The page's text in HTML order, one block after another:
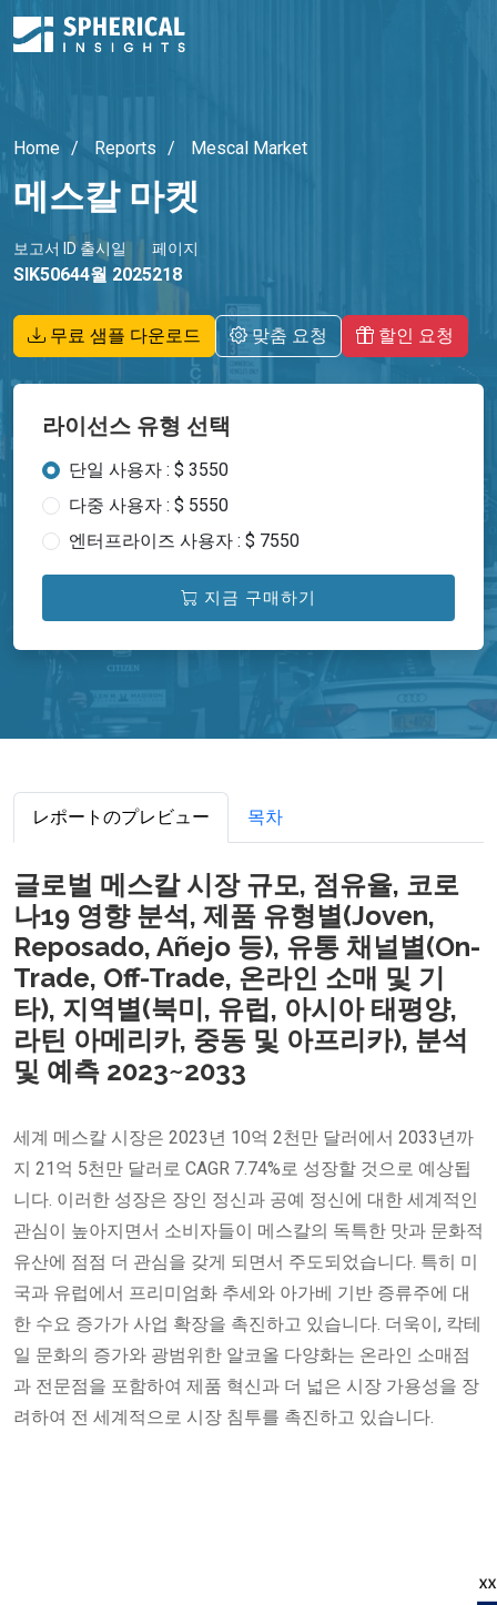
Home Reports Mescal Market
메스칼 마켓
보고서 ID
SIK5064
출시일
4월 2025
페이지
218
무료 샘플 다운로드 맞춤 요청 할인 요청
라이선스 유형 선택
단일 사용자 : $ 3550
다중 사용자 : $ 5550
엔터프라이즈 사용자 : $ 7550
지금 구매하기
レポートのプレビュー 목차
글로벌 메스칼 시장 규모, 점유율, 코로
나19 영향 분석, 제품 유형별(Joven,
Reposado, Añejo 등), 유통 채널별(On-
Trade, Off-Trade, 온라인 소매 및 기
타), 지역별(북미, 유럽, 아시아 태평양,
라틴 아메리카, 중동 및 아프리카), 분석
및 예측 2023~2033
세계 메스칼 시장은 2023년 10억 2천만 달러에서 2033년까
지 21억 5천만 달러로 CAGR 7.74%로 성장할 것으로 예상됩
니다. 이러한 성장은 장인 정신과 공예 정신에 대한 세계적인
관심이 높아지면서 소비자들이 메스칼의 독특한 맛과 문화적
유산에 점점 더 관심을 갖게 되면서 주도되었습니다. 특히 미
국과 유럽에서 프리미엄화 추세와 아가베 기반 증류주에 대
한 수요 증가가 사업 확장을 촉진하고 있습니다. 더욱이, 칵테
일 문화의 증가와 광범위한 알코올 다양화는 온라인 소매점
과 전문점을 포함하여 제품 혁신과 더 넓은 시장 가용성을 장
려하여 전 세계적으로 시장 침투를 촉진하고 있습니다.